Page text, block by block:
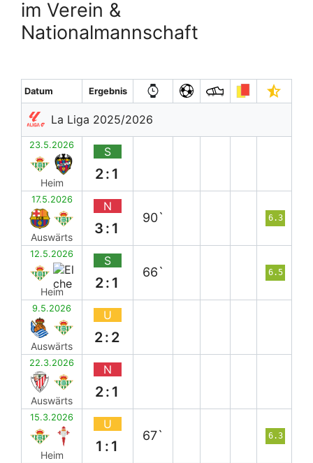
im Verein &
Nationalmannschaft
Datum Ergebnis
La Liga 2025/2026
23.5.2026
Heim
S
2:1
17.5.2026
Auswärts
N
3:1
90` 6.3
12.5.2026
Heim
S
2:1
66` 6.5
9.5.2026
Auswärts
U
2:2
22.3.2026
Auswärts
N
2:1
15.3.2026
Heim
U
1:1
67` 6.3